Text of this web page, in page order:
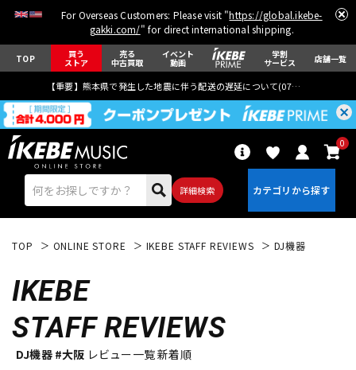
For Overseas Customers: Please visit "https://global.ikebe-
gakki.com/" for direct international shipping.
TOP 買う
ストア
売る
中古買取
イベント
動画
学割
サービス 店舗一覧
【重要】熊本県で発生した地震に伴う配送の遅延について(07月29日
詳細検索
0
エレキギター
TOP ONLINE STORE IKEBE STAFF REVIEWS DJ機器
IKEBE
STAFF REVIEWS
DJ機器 #大阪 レビュー一覧 新着順